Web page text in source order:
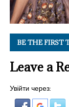
BE THE FIRST
Leave a
Увійти через: